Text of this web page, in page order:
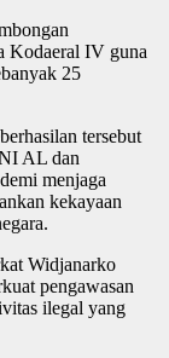
Kodaeral IV guna
25
tersebut
AL dan
menjaga
kekayaan
Widjanarko
pengawasan
ilegal yang